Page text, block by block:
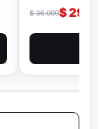
$36.000$